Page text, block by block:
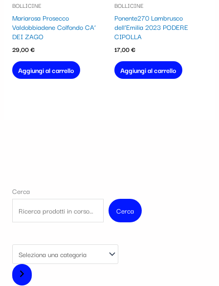
BOLLICINE
Mariarosa Prosecco
Valdobbiadene Colfondo CA’
DEI ZAGO
29,00€
Aggiungi al carrello
BOLLICINE
Ponente270 Lambrusco
dell’Emilia 2023 PODERE
CIPOLLA
17,00€
Aggiungi al carrello
Cerca
Cerca